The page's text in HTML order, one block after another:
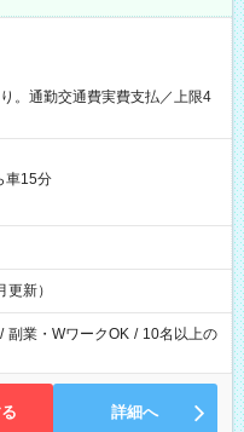
。通勤交通費実費支払／上限4
車15分
新）
/ 副業・WワークOK / 10名以上の
詳細へ